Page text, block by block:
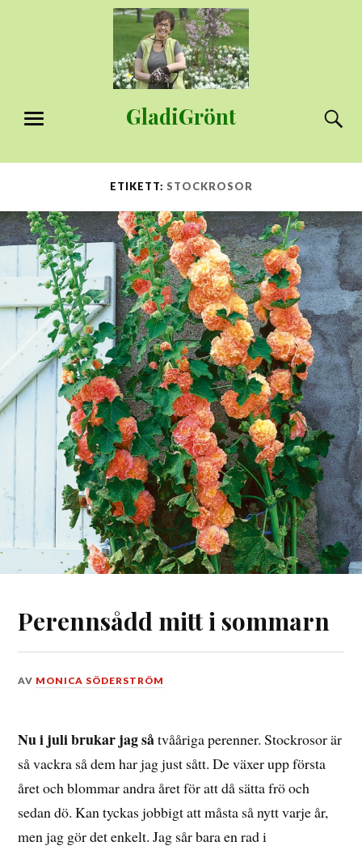
GladiGrönt
MENY
ETIKETT: STOCKROSOR
Perennsådd mitt i sommarn
DEN
2019
AV MONICA SÖDERSTRÖM
Nu i juli brukar jag såtvååriga perenner. Stockrosor är
så vackra så dem har jag just sått. De växer upp första
året och blommar andra året för att då sätta frö och
sedan dö. Kan tyckas jobbigt att måsta så nytt varje år,
men jag gör det enkelt. Jag sår bara en rad i